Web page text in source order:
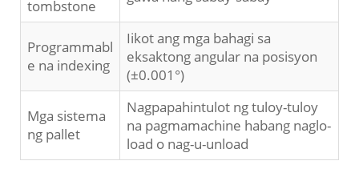
tombstone
Programmabl
e na indexing
Iikot ang mga bahagi sa
eksaktong angular na posisyon
(±0.001°)
Mga sistema
ng pallet
Nagpapahintulot ng tuloy-tuloy
na pagmamachine habang naglo-
load o nag-u-unload